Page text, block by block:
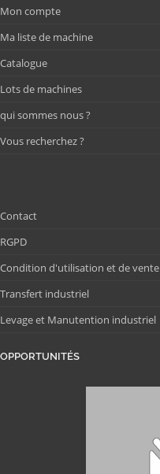
Mon compte
Ma liste de machine
Catalogue
Lots de machines
qui sommes nous ?
Vous recherchez ?
Contact
RGPD
Condition d'utilisation et de vente
Transfert industriel
Levage et Manutention industriel
OPPORTUNITÉS